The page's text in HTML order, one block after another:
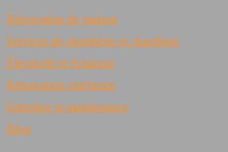
Rénovation de maison
Services de plomberie et chauffage
Électricité et éclairage
Rénovation extérieure
Entretien et maintenance
Blog